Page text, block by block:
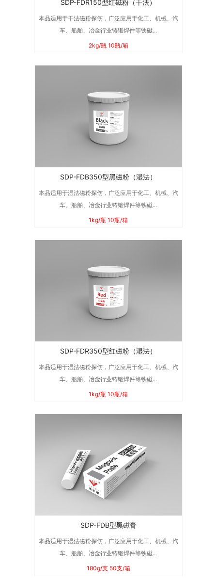
SDP-FDR150型红磁粉（干法）
本品适用于干法磁粉探伤，广泛应用于化工、机械、汽
车、船舶、冶金行业铸锻焊件等铁磁...
2kg/瓶 10瓶/箱
SDP-FDB350型黑磁粉（湿法）
本品适用于湿法磁粉探伤，广泛应用于化工、机械、汽
车、船舶、冶金行业铸锻焊件等铁磁...
1kg/瓶 10瓶/箱
SDP-FDR350型红磁粉（湿法）
本品适用于湿法磁粉探伤，广泛应用于化工、机械、汽
车、船舶、冶金行业铸锻焊件等铁磁...
1kg/瓶 10瓶/箱
SDP-FDB型黑磁膏
本品适用于湿法磁粉探伤，广泛应用于化工、机械、汽
车、船舶、冶金行业铸锻焊件等铁磁...
180g/支 50支/箱